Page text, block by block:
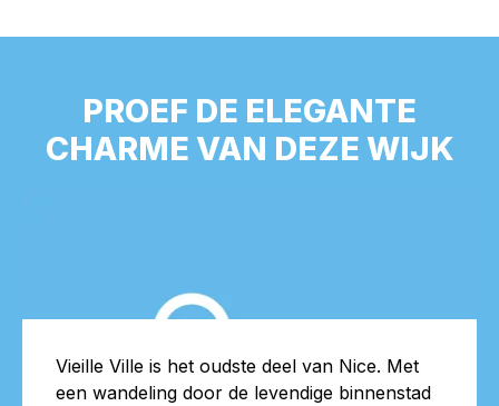
PROEF DE ELEGANTE
CHARME VAN DEZE WIJK
Vieille Ville is het oudste deel van Nice. Met
een wandeling door de levendige binnenstad